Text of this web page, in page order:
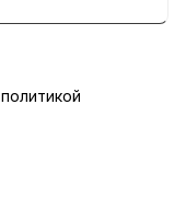
политикой